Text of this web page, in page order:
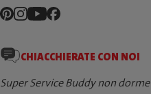
CHIACCHIERATE CON NOI
Super Service Buddy non dorme